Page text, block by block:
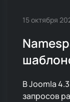
15 октября
В Joomla
запросов